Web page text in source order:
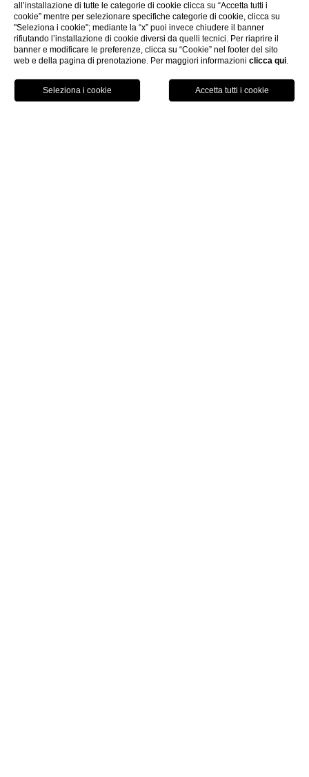
PRENOTA MENU LOCATION VANTAGGI SERVIZI
Offerte
Scopri le nostre offerte pensate per te e approfitta di sconti
speciali per la tua vacanza
all’installazione di tutte le categorie di cookie clicca su “Accetta tutti i
cookie” mentre per selezionare specifiche categorie di cookie, clicca su
"Seleziona i cookie"; mediante la “x” puoi invece chiudere il banner
rifiutando l’installazione di cookie diversi da quelli tecnici. Per riaprire il
banner e modificare le preferenze, clicca su “Cookie” nel footer del sito
web e della pagina di prenotazione. Per maggiori informazioni clicca qui.